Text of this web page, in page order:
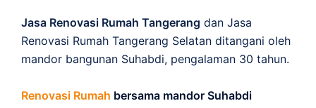
Jasa Renovasi Rumah Tangerang dan Jasa
Renovasi Rumah Tangerang Selatan ditangani oleh
mandor bangunan Suhabdi, pengalaman 30 tahun.
Renovasi Rumah bersama mandor Suhabdi